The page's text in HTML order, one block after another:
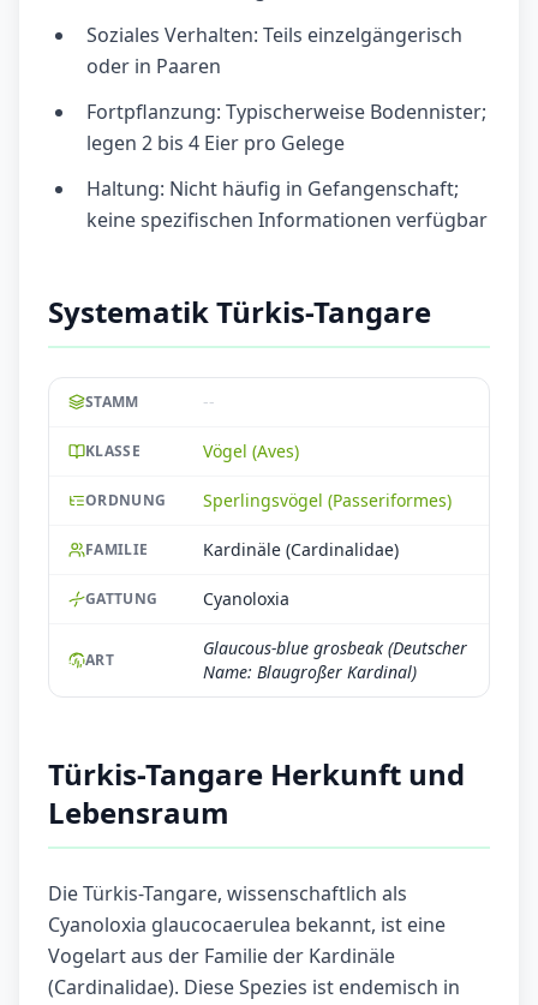
Soziales Verhalten: Teils einzelgängerisch
oder in Paaren
Fortpflanzung: Typischerweise Bodennister;
legen 2 bis 4 Eier pro Gelege
Haltung: Nicht häufig in Gefangenschaft;
keine spezifischen Informationen verfügbar
Systematik Türkis-Tangare
STAMM --
KLASSE Vögel (Aves)
ORDNUNG Sperlingsvögel (Passeriformes)
FAMILIE Kardinäle (Cardinalidae)
GATTUNG Cyanoloxia
ART
Glaucous-blue grosbeak (Deutscher
Name: Blaugroßer Kardinal)
Türkis-Tangare Herkunft und
Lebensraum
Die Türkis-Tangare, wissenschaftlich als
Cyanoloxia glaucocaerulea bekannt, ist eine
Vogelart aus der Familie der Kardinäle
(Cardinalidae). Diese Spezies ist endemisch in